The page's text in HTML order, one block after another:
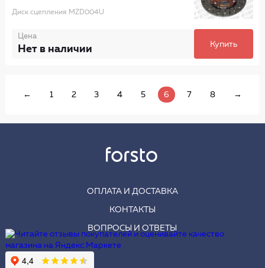
Диск сцепления MZD004U
Цена
Нет в наличии Купить
← 1 2 3 4 5 6 7 8 →
ОПЛАТА И ДОСТАВКА
КОНТАКТЫ
ВОПРОСЫ И ОТВЕТЫ